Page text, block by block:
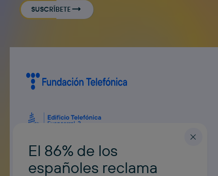
SUSCRÍBETE
Fundación Telefónica
El 86% de los
españoles reclama